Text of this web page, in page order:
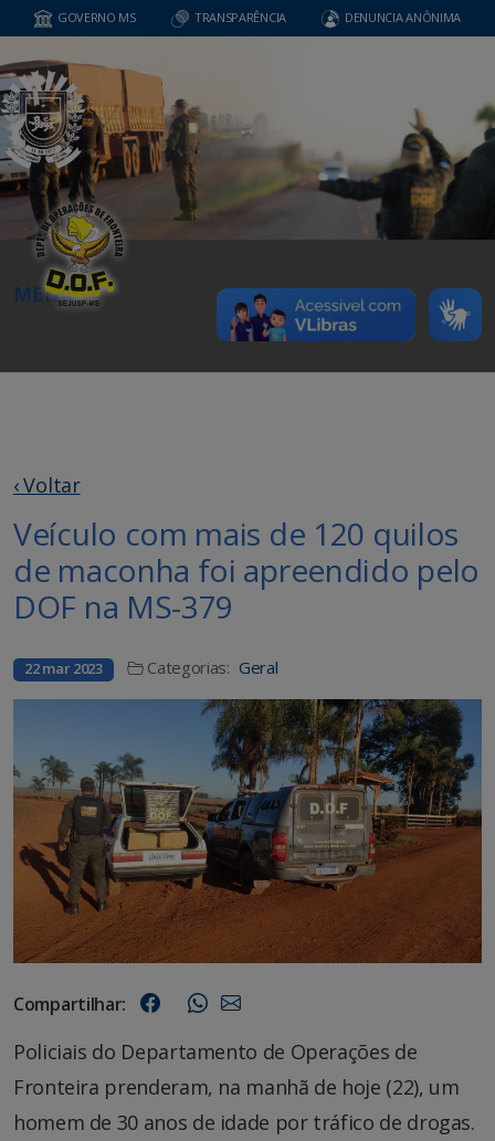
GOVERNO MS TRANSPARÊNCIA DENUNCIA ANÔNIMA
MENU
‹ Voltar
Veículo com mais de 120 quilos
de maconha foi apreendido pelo
DOF na MS-379
22 mar 2023 Categorias: Geral
Compartilhar:
Policiais do Departamento de Operações de
Fronteira prenderam, na manhã de hoje (22), um
homem de 30 anos de idade por tráfico de drogas.